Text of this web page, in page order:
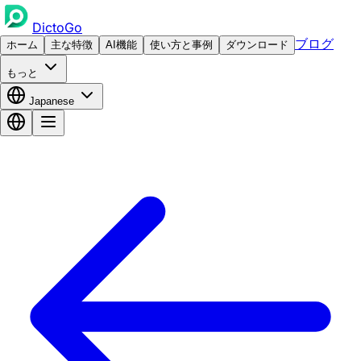
DictoGo
ホーム 主な特徴 AI機能 使い方と事例 ダウンロード ブログ
もっと
Japanese